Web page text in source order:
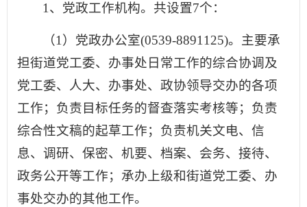
1、党政工作机构。共设置7个：
（1）党政办公室(0539-8891125)。主要承
担街道党工委、办事处日常工作的综合协调及
党工委、人大、办事处、政协领导交办的各项
工作；负责目标任务的督查落实考核等；负责
综合性文稿的起草工作；负责机关文电、信
息、调研、保密、机要、档案、会务、接待、
政务公开等工作；承办上级和街道党工委、办
事处交办的其他工作。